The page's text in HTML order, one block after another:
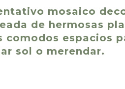
mosaico
de hermosas
comodos espacios
sol o merendar.